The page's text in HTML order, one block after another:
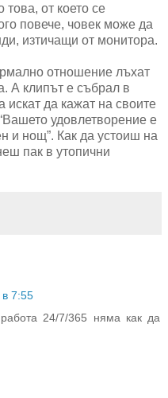
от което се
повече, човек може да
изтичащи от монитора.
отношение лъхат
А клипът е събрал в
искат да кажат на своите
удовлетворение е
и нощ”. Как да устоиш на
пак в утопични
в 7:55
24/7/365 няма как да